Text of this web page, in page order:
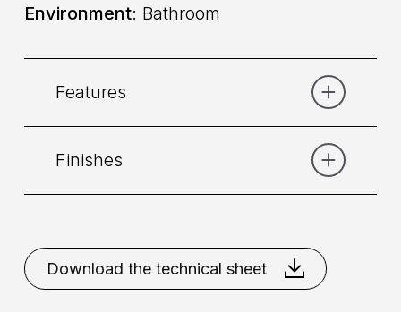
Environment: Bathroom
Features
Placement: Deck mounted
Finishes
Chrome Matt Black
Matt
White
Nikel Brushed
Download the technical sheet